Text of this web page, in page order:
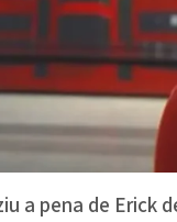
a pena de